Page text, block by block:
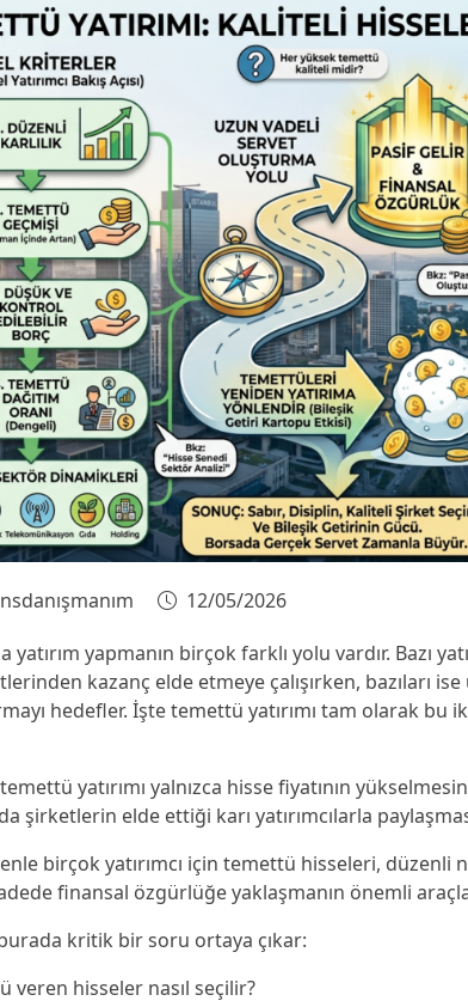
12/05/2026
yatırım yapmanın birçok farklı yolu vardır. Bazı
kazanç elde etmeye çalışırken, bazıları
hedefler. İşte temettü yatırımı tam olarak bu
yatırımı yalnızca hisse fiyatının
şirketlerin elde ettiği karı yatırımcılarla
birçok yatırımcı için temettü hisseleri, düzenli
finansal özgürlüğe yaklaşmanın önemli
kritik bir soru ortaya çıkar:
veren hisseler nasıl seçilir?